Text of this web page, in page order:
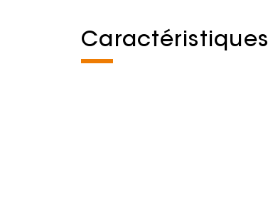
Caractéristiques